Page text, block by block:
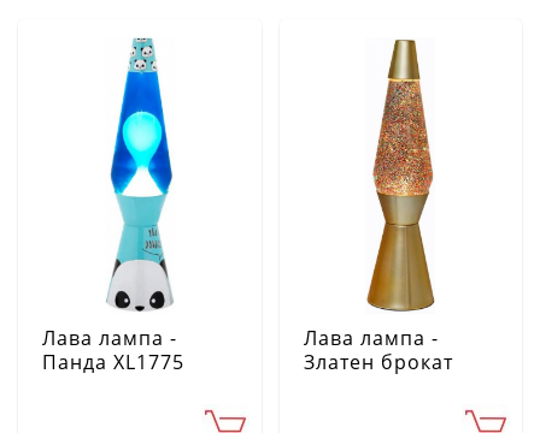
Лава лампа -
Панда XL1775
Лава лампа -
Златен брокат